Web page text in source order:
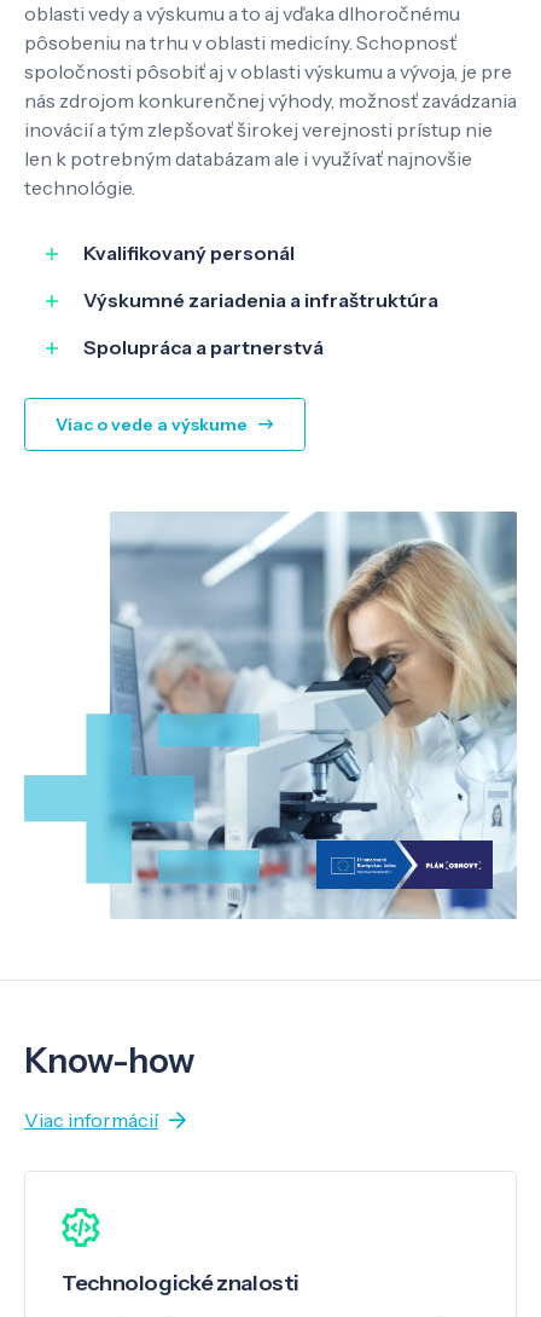
Pôsobenie
Know-how
SK EN
oblasti vedy a výskumu a to aj vďaka dlhoročnému
pôsobeniu na trhu v oblasti medicíny. Schopnosť
spoločnosti pôsobiť aj v oblasti výskumu a vývoja, je pre
nás zdrojom konkurenčnej výhody, možnosť zavádzania
inovácií a tým zlepšovať širokej verejnosti prístup nie
len k potrebným databázam ale i využívať najnovšie
technológie.
Kvalifikovaný personál
Výskumné zariadenia a infraštruktúra
Spolupráca a partnerstvá
Viac o vede a výskume
Know-how
Viac informácií
Technologické znalosti